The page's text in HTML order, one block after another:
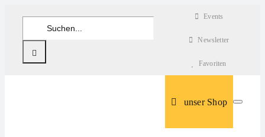
springen
nach:
Events
Newsletter
Favoriten
unser Shop